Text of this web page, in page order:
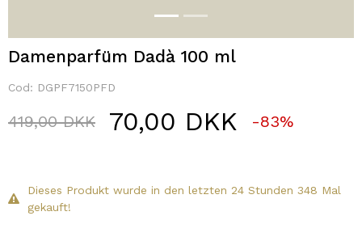
Damenparfüm Dadà 100 ml
Cod: DGPF7150PFD
Price reduced from
419,00 DKKto70,00 DKK -83%
Dieses Produkt wurde in den letzten 24 Stunden 348 Mal
gekauft!